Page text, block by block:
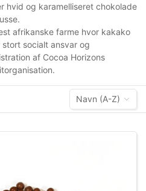
hvid og karamelliseret chokolade
afrikanske farme hvor kakako
socialt ansvar og
af Cocoa Horizons
Navn (A-Z)